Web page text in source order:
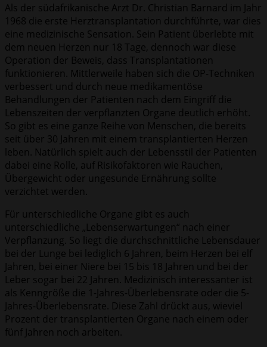
Als der südafrikanische Arzt Dr. Christian Barnard im Jahr
1968 die erste Herztransplantation durchführte, war dies
eine medizinische Sensation. Sein Patient überlebte mit
dem neuen Herzen nur 18 Tage, dennoch war diese
Operation der Beweis, dass Transplantationen
funktionieren. Mittlerweile haben sich die OP-Techniken
verbessert und durch neue medikamentöse
Behandlungen der Patienten nach dem Eingriff die
Lebenszeiten der verpflanzten Organe deutlich erhöht.
So gibt es eine ganze Reihe von Menschen, die bereits
seit über 30 Jahren mit einem transplantierten Herzen
leben. Natürlich spielt auch der Lebensstil der Patienten
dabei eine Rolle, auf Risikofaktoren wie Rauchen,
Übergewicht oder ungesunde Ernährung sollte
verzichtet werden.
Für unterschiedliche Organe gibt es auch
unterschiedliche „Lebenserwartungen“ nach einer
Verpflanzung. So liegt die durchschnittliche Lebensdauer
bei der Lunge bei lediglich 6 Jahren, beim Herzen bei elf
Jahren, bei einer Niere bei 15 bis 18 Jahren und bei der
Leber sogar bei 22 Jahren. Medizinisch interessanter ist
als Kenngröße die 1-Jahres-Überlebensrate oder die 5-
Jahres-Überlebensrate. Diese Zahl drückt aus, wieviel
Prozent der transplantierten Organe nach einem oder
fünf Jahren noch arbeiten.